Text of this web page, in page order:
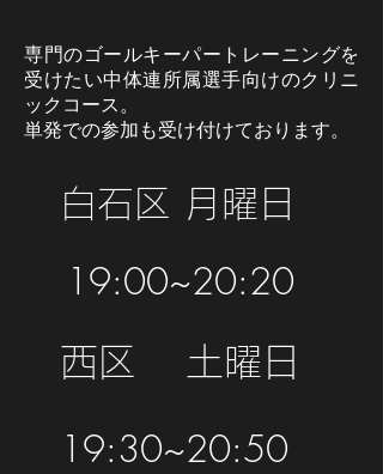
専門のゴールキーパートレーニングを
受けたい中体連所属選手向けのクリニ
ックコース。
単発での参加も受け付けております。
白石区 月曜日
19:00~20:20
西区 土曜日
19:30~20:50